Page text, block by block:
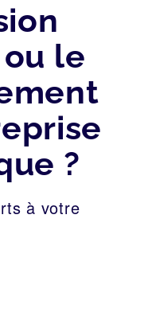
le
?
à votre